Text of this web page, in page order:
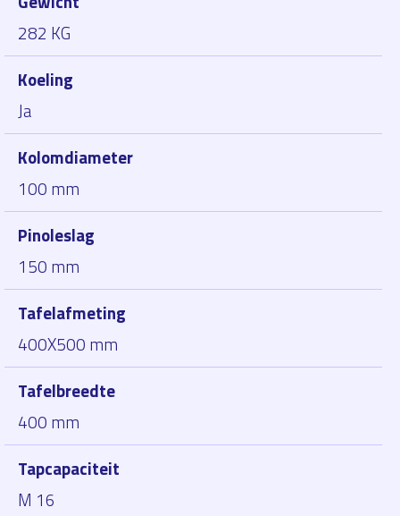
282 KG
Koeling
Ja
Kolomdiameter
100 mm
Pinoleslag
150 mm
Tafelafmeting
400X500 mm
Tafelbreedte
400 mm
Tapcapaciteit
M 16